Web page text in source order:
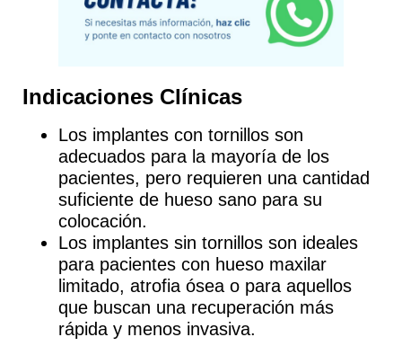
Indicaciones Clínicas
Los implantes con tornillos son
adecuados para la mayoría de los
pacientes, pero requieren una cantidad
suficiente de hueso sano para su
colocación.
Los implantes sin tornillos son ideales
para pacientes con hueso maxilar
limitado, atrofia ósea o para aquellos
que buscan una recuperación más
rápida y menos invasiva.